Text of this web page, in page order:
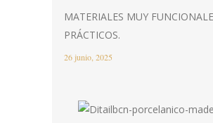
MATERIALES MUY
PRÁCTICOS.
26 junio, 2025